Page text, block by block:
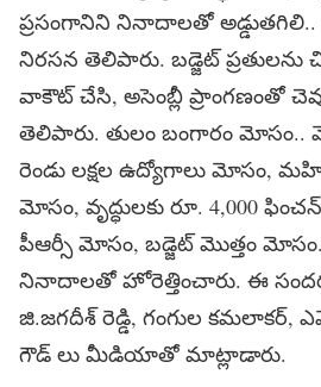
ప్రసంగానిని నినాదాలతో అడ్డుతగిలి..
నిరసన తెలిపారు. బడ్జెట్‌
వాకౌట్ చేసి, అసెంబ్లీ ప్రాంగణంతో
తెలిపారు. తులం బంగారం మోసం..
రెండు లక్షల ఉద్యోగాలు మోసం,
మోసం, వృద్ధులకు రూ. 4,000
పీఆర్సీ మోసం, బడ్జెట్ మొత్తం
నినాదాలతో హోరెత్తించారు. ఈ
జి.జగదీశ్ రెడ్డి, గంగుల కమలాకర్,
గౌడ్ లు మీడియాతో మాట్లాడారు.